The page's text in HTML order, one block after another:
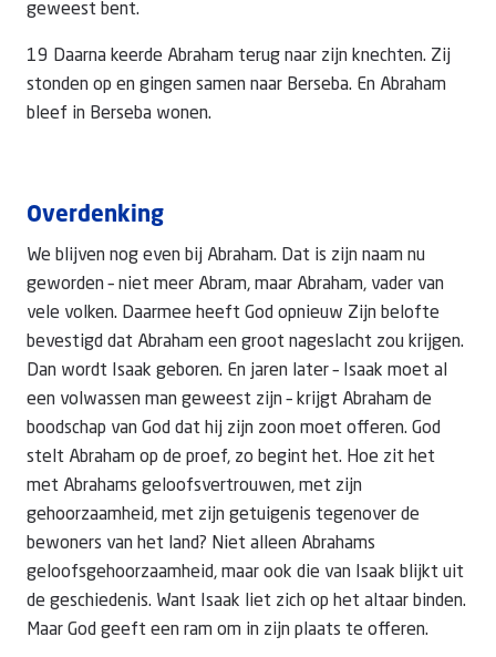
geweest bent.
19 Daarna keerde Abraham terug naar zijn knechten. Zij
stonden op en gingen samen naar Berseba. En Abraham
bleef in Berseba wonen.
Overdenking
We blijven nog even bij Abraham. Dat is zijn naam nu
geworden – niet meer Abram, maar Abraham, vader van
vele volken. Daarmee heeft God opnieuw Zijn belofte
bevestigd dat Abraham een groot nageslacht zou krijgen.
Dan wordt Isaak geboren. En jaren later – Isaak moet al
een volwassen man geweest zijn – krijgt Abraham de
boodschap van God dat hij zijn zoon moet offeren. God
stelt Abraham op de proef, zo begint het. Hoe zit het
met Abrahams geloofsvertrouwen, met zijn
gehoorzaamheid, met zijn getuigenis tegenover de
bewoners van het land? Niet alleen Abrahams
geloofsgehoorzaamheid, maar ook die van Isaak blijkt uit
de geschiedenis. Want Isaak liet zich op het altaar binden.
Maar God geeft een ram om in zijn plaats te offeren.